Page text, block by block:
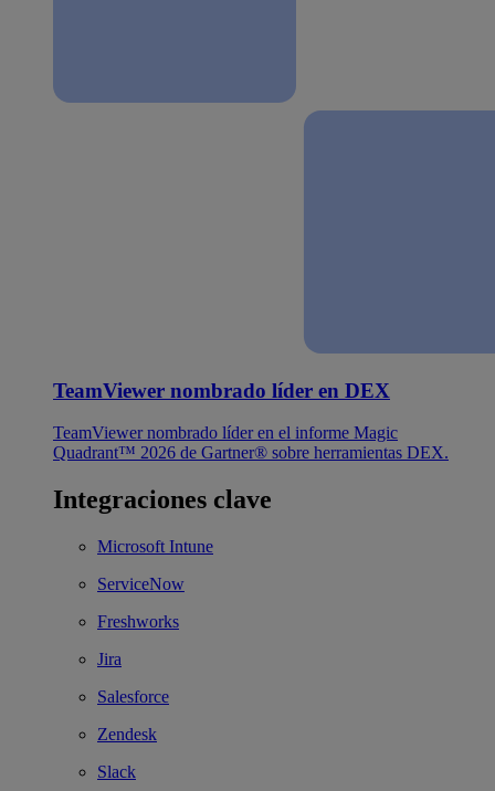
TeamViewer nombrado líder en DEX
TeamViewer nombrado líder en el informe Magic
Quadrant™ 2026 de Gartner® sobre herramientas DEX.
Integraciones clave
Microsoft Intune
ServiceNow
Freshworks
Jira
Salesforce
Zendesk
Slack